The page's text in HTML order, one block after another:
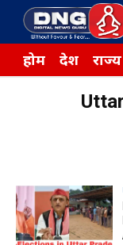
होम देश राज्य